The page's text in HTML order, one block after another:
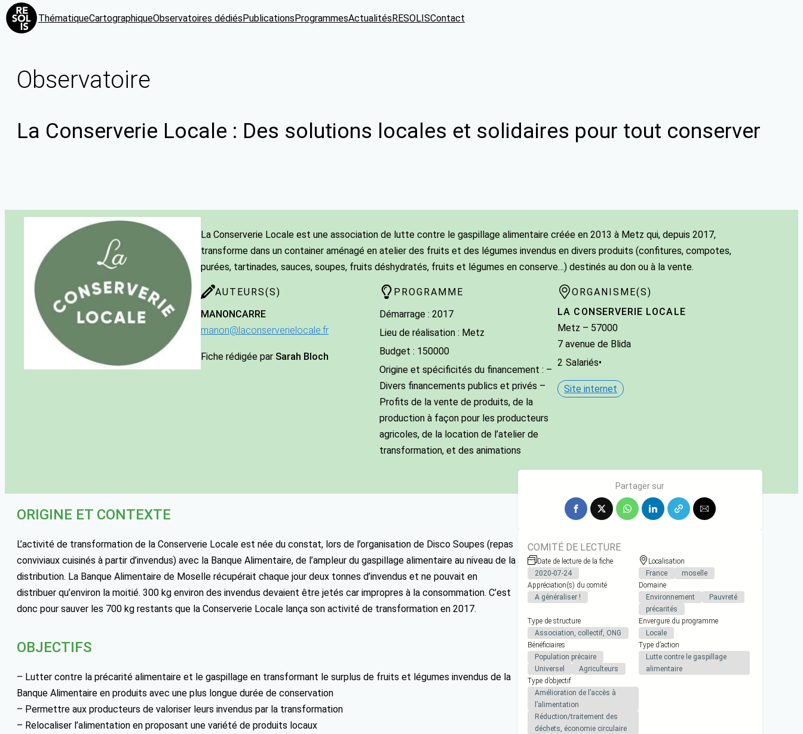
ThématiqueCartographiqueObservatoires dédiésPublicationsProgrammesActualitésRESOLISContact
Observatoire
La Conserverie Locale : Des solutions locales et solidaires pour tout conserver
La Conserverie Locale est une association de lutte contre le gaspillage alimentaire créée en 2013 à Metz qui, depuis 2017,
transforme dans un container aménagé en atelier des fruits et des légumes invendus en divers produits (confitures, compotes,
purées, tartinades, sauces, soupes, fruits déshydratés, fruits et légumes en conserve…) destinés au don ou à la vente.
AUTEURS(S)
MANONCARRE
manon@laconserverielocale.fr
Fiche rédigée par Sarah Bloch
PROGRAMME
Démarrage : 2017
Lieu de réalisation : Metz
Budget : 150000
Origine et spécificités du financement : –
Divers financements publics et privés –
Profits de la vente de produits, de la
production à façon pour les producteurs
agricoles, de la location de l’atelier de
transformation, et des animations
ORGANISME(S)
LA CONSERVERIE LOCALE
Metz – 57000
7 avenue de Blida
2 Salariés•
Site internet
ORIGINE ET CONTEXTE
L’activité de transformation de la Conserverie Locale est née du constat, lors de l’organisation de Disco Soupes (repas
conviviaux cuisinés à partir d’invendus) avec la Banque Alimentaire, de l’ampleur du gaspillage alimentaire au niveau de la
distribution. La Banque Alimentaire de Moselle récupérait chaque jour deux tonnes d’invendus et ne pouvait en
distribuer qu’environ la moitié. 300 kg environ des invendus devaient être jetés car impropres à la consommation. C’est
donc pour sauver les 700 kg restants que la Conserverie Locale lança son activité de transformation en 2017.
OBJECTIFS
– Lutter contre la précarité alimentaire et le gaspillage en transformant le surplus de fruits et légumes invendus de la
Banque Alimentaire en produits avec une plus longue durée de conservation
– Permettre aux producteurs de valoriser leurs invendus par la transformation
– Relocaliser l’alimentation en proposant une variété de produits locaux
Partager sur
COMITÉ DE LECTURE
Date de lecture de la fiche
2020-07-24
Localisation
France
moselle
Appréciation(s) du comité
A généraliser !
Domaine
Environnement
Pauvreté
précarités
Type de structure
Association, collectif, ONG
Envergure du programme
Locale
Bénéficiaires
Population précaire
Universel
Agriculteurs
Type d’action
Lutte contre le gaspillage
alimentaire
Type d’objectif
Amélioration de l’accès à
l’alimentation
Réduction/traitement des
déchets, économie circulaire